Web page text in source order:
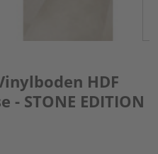
HDF
- STONE EDITION